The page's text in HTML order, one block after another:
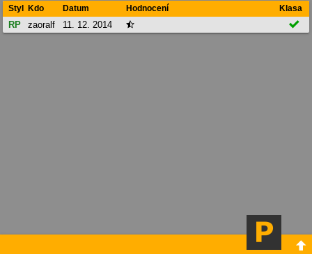
Styl Kdo Datum Hodnocení Klasa
RP zaoralf 11. 12. 2014  
